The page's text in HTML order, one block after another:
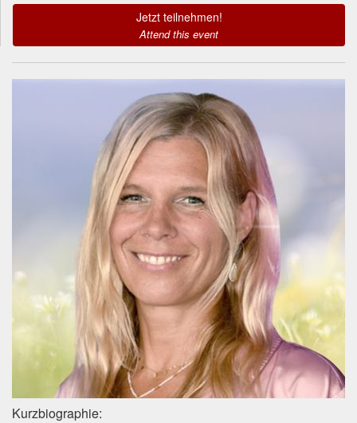
Jetzt teilnehmen!
Attend this event
Informationen zum
Referenten
Kurzbiographie: